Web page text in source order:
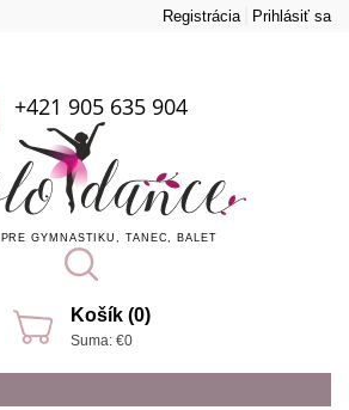
Registrácia Prihlásiť sa
+421 905 635 904
GYMNASTIKU, TANEC, BALET
Košík (0)
Suma: €0